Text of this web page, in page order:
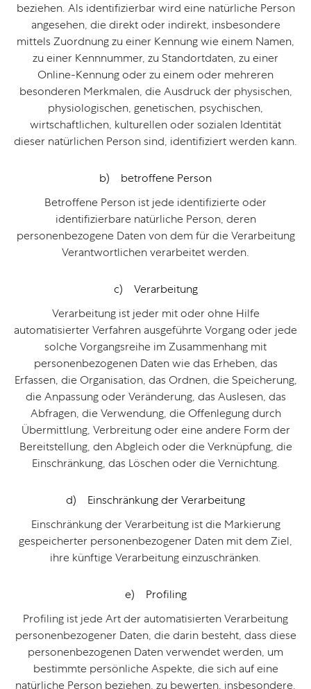
beziehen. Als identifizierbar wird eine natürliche Person
angesehen, die direkt oder indirekt, insbesondere
mittels Zuordnung zu einer Kennung wie einem Namen,
zu einer Kennnummer, zu Standortdaten, zu einer
Online-Kennung oder zu einem oder mehreren
besonderen Merkmalen, die Ausdruck der physischen,
physiologischen, genetischen, psychischen,
wirtschaftlichen, kulturellen oder sozialen Identität
dieser natürlichen Person sind, identifiziert werden kann.
b) betroffene Person
Betroffene Person ist jede identifizierte oder
identifizierbare natürliche Person, deren
personenbezogene Daten von dem für die Verarbeitung
Verantwortlichen verarbeitet werden.
c) Verarbeitung
Verarbeitung ist jeder mit oder ohne Hilfe
automatisierter Verfahren ausgeführte Vorgang oder jede
solche Vorgangsreihe im Zusammenhang mit
personenbezogenen Daten wie das Erheben, das
Erfassen, die Organisation, das Ordnen, die Speicherung,
die Anpassung oder Veränderung, das Auslesen, das
Abfragen, die Verwendung, die Offenlegung durch
Übermittlung, Verbreitung oder eine andere Form der
Bereitstellung, den Abgleich oder die Verknüpfung, die
Einschränkung, das Löschen oder die Vernichtung.
d) Einschränkung der Verarbeitung
Einschränkung der Verarbeitung ist die Markierung
gespeicherter personenbezogener Daten mit dem Ziel,
ihre künftige Verarbeitung einzuschränken.
e) Profiling
Profiling ist jede Art der automatisierten Verarbeitung
personenbezogener Daten, die darin besteht, dass diese
personenbezogenen Daten verwendet werden, um
bestimmte persönliche Aspekte, die sich auf eine
natürliche Person beziehen, zu bewerten, insbesondere,